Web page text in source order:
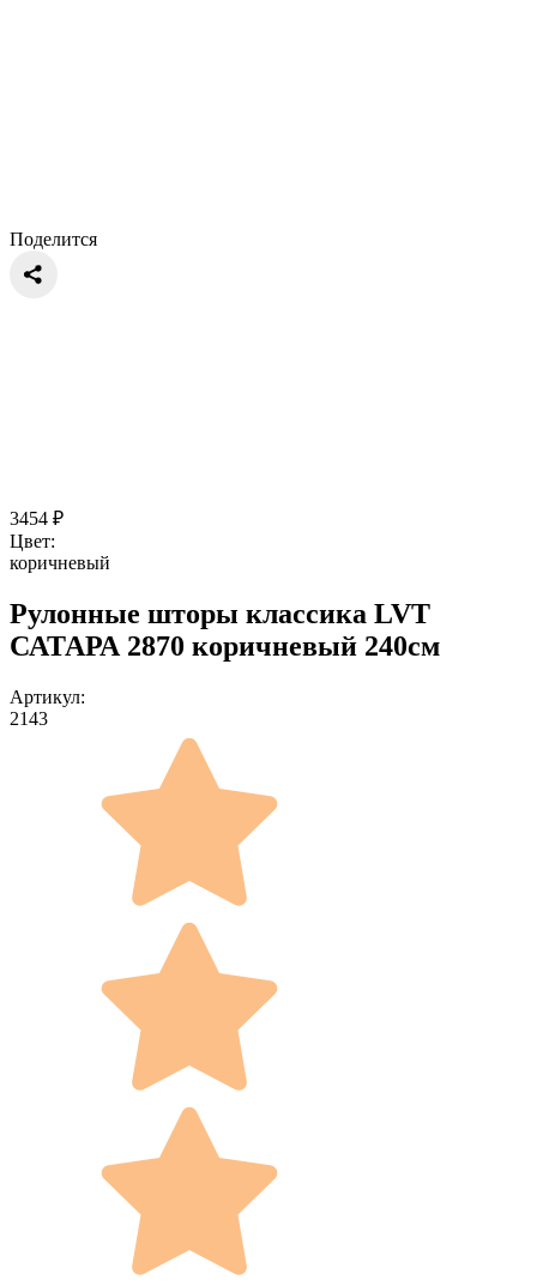
Поделится
3454 ₽
Цвет:
коричневый
Рулонные шторы классика LVT
САТАРА 2870 коричневый 240см
Артикул:
2143